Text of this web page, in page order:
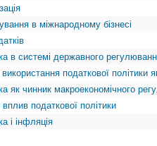
в міжнародному бізнесі
в системі державного
податкової політики
як чинник макроекономічного
податкової політики
і інфляція